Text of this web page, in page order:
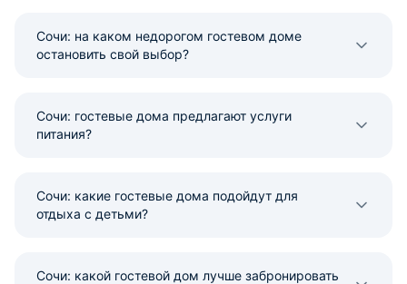
Сочи: на каком недорогом гостевом доме
остановить свой выбор?
Сочи: гостевые дома предлагают услуги
питания?
Сочи: какие гостевые дома подойдут для
отдыха с детьми?
Сочи: какой гостевой дом лучше забронировать